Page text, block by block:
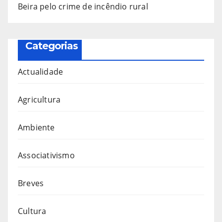
Beira pelo crime de incêndio rural
Categorias
Actualidade
Agricultura
Ambiente
Associativismo
Breves
Cultura